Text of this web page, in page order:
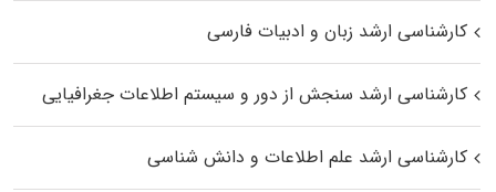
کارشناسی ارشد زبان و ادبیات فارسی
کارشناسی ارشد سنجش از دور و سیستم اطلاعات جغرافیایی
کارشناسی ارشد علم اطلاعات و دانش شناسی